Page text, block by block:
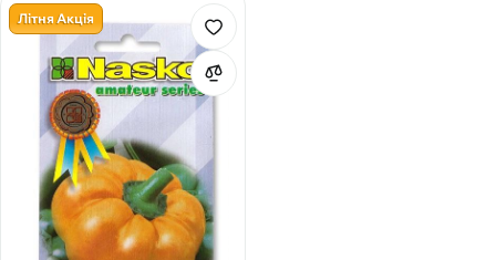
Літня Акція